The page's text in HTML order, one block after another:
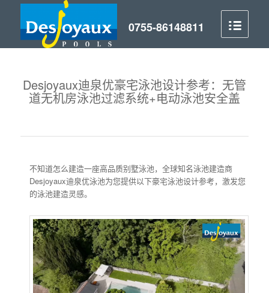
Desjoyaux迪泉优豪宅泳池设计参考：无管
道无机房泳池过滤系统+电动泳池安全盖
不知道怎么建造一座高品质别墅泳池，全球知名泳池建造商
Desjoyaux迪泉优泳池为您提供以下豪宅泳池设计参考，激发您
的泳池建造灵感。